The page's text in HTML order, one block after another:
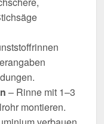
– Rinne mit 1–3
montieren.